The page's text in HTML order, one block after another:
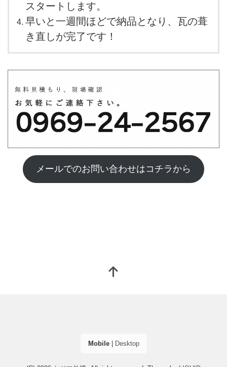
スタートします。
早いと一週間ほどで納品となり、瓦の葺
き直しが完了です！
メールでのお問い合わせはコチラから
Mobile| Desktop